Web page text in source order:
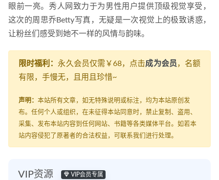
眼前一亮。秀人网致力于为男性用户提供顶级视觉享受，
这次的周思乔Betty写真，无疑是一次视觉上的极致诱惑，
让粉丝们感受到她不一样的风情与韵味。
限时福利： 永久会员仅需￥68，点击成为会员，名额
有限，手慢无，且用且珍惜~
声明： 本站所有文章，如无特殊说明或标注，均为本站原创发
布。任何个人或组织，在未征得本站同意时，禁止复制、盗用、
采集、发布本站内容到任何网站、书籍等各类媒体平台。如若本
站内容侵犯了原著者的合法权益，可联系我们进行处理。
VIP资源 VIP会员专属